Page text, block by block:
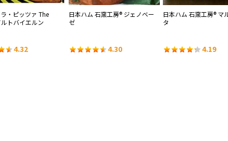
・ピッツァ The
トバイエルン
4.32
日本ハム 石窯工房® ジェノベー
ゼ
4.30
日本ハム 石窯工房® マ
タ
4.19